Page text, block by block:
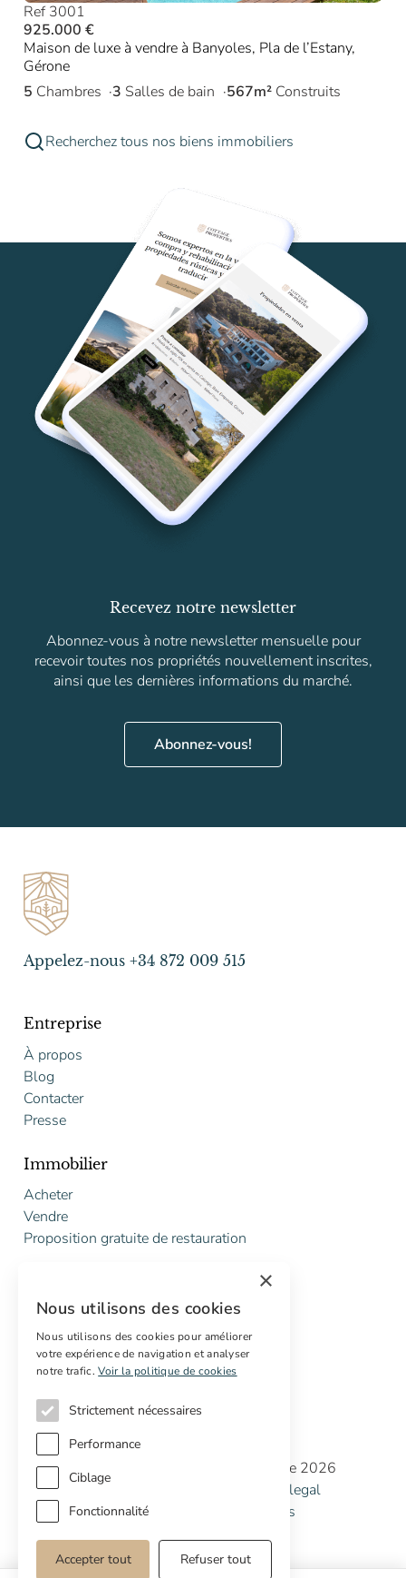
Ref 3001
925.000 €
Maison de luxe à vendre à Banyoles, Pla de l’Estany,
Gérone
5 Chambres 3 Salles de bain 567m² Construits
Recherchez tous nos biens immobiliers
Recevez notre newsletter
Abonnez-vous à notre newsletter mensuelle pour
recevoir toutes nos propriétés nouvellement inscrites,
ainsi que les dernières informations du marché.
Abonnez-vous!
Appelez-nous +34 872 009 515
Entreprise
À propos
Blog
Contacter
Presse
Immobilier
Acheter
Vendre
Proposition gratuite de restauration
Marketing digital
Acheteurs internationaux
Propriétés off-market
Copyright © Cottage Properties Real Estate 2026
Politique de confidentialité
Avertissement legal
Politique de cookies
Préférences de cookies
×
Nous utilisons des cookies
Nous utilisons des cookies pour améliorer
votre expérience de navigation et analyser
notre trafic. Voir la politique de cookies
Strictement nécessaires
Performance
Ciblage
Fonctionnalité
Accepter tout Refuser tout